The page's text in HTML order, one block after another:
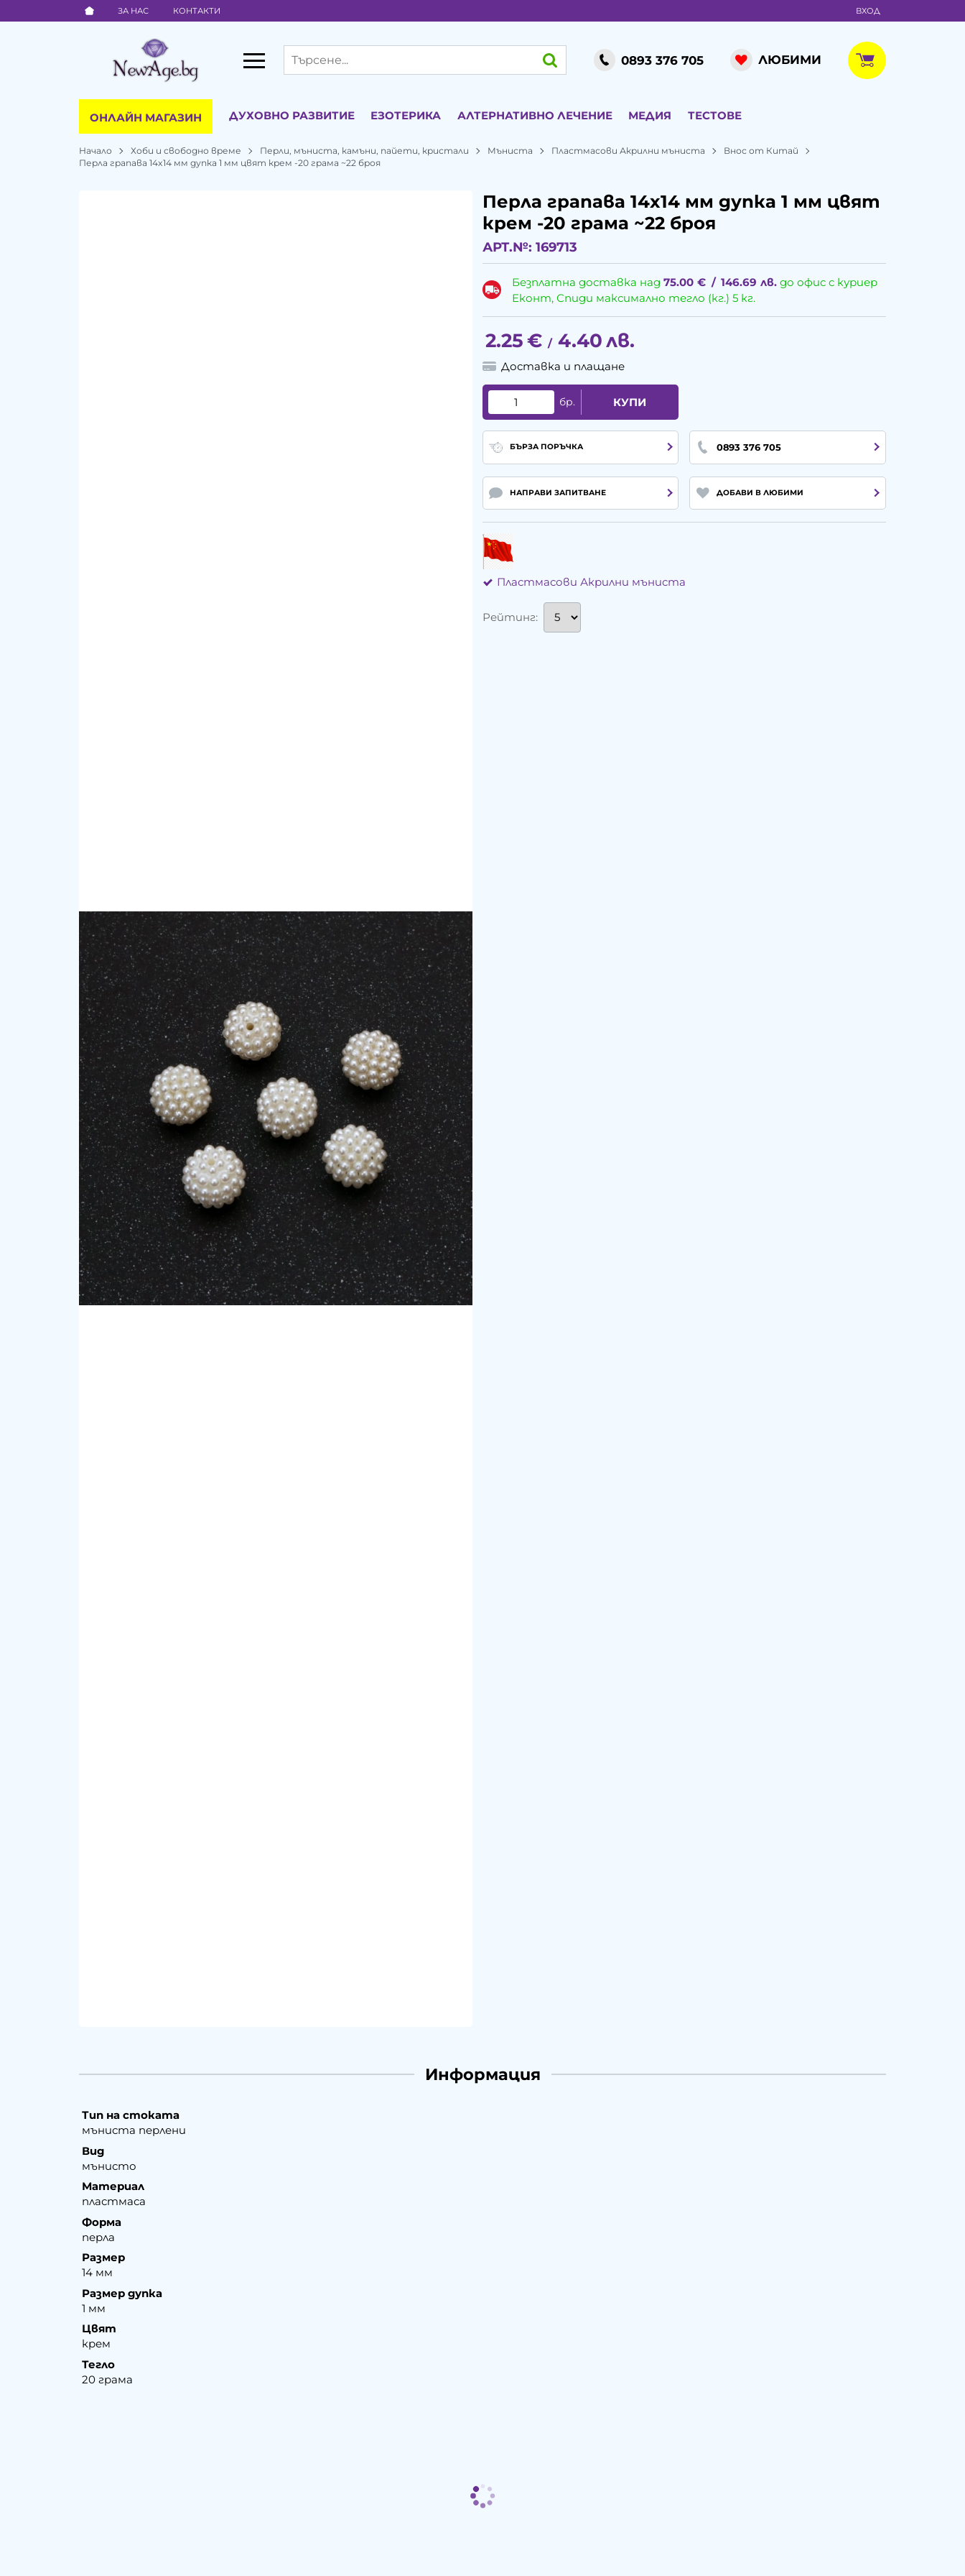
ЗА НАС КОНТАКТИ ВХОД
0893 376 705 ЛЮБИМИ
ОНЛАЙН МАГАЗИН ДУХОВНО РАЗВИТИЕ ЕЗОТЕРИКА АЛТЕРНАТИВНО ЛЕЧЕНИЕ МЕДИЯ ТЕСТОВЕ
Начало Хоби и свободно време Перли, мъниста, камъни, пайети, кристали Мъниста Пластмасови Акрилни мъниста
Внос от Китай
Перла грапава 14x14 мм дупка 1 мм цвят крем -20 грама ~22 броя
Перла грапава 14x14 мм дупка 1 мм цвят
крем -20 грама ~22 броя
АРТ.№: 169713
Безплатна доставка над75.00 € / 146.69 лв. до офис с куриер
Еконт, Спиди максимално тегло (кг.) 5 кг.
2.25€ / 4.40лв.
Доставка и плащане
бр. КУПИ
БЪРЗА ПОРЪЧКА 0893 376 705
НАПРАВИ ЗАПИТВАНЕ ДОБАВИ В ЛЮБИМИ
Пластмасови Акрилни мъниста
Рейтинг:
Информация
Тип на стоката
мъниста перлени
Вид
мънисто
Материал
пластмаса
Форма
перла
Размер
14 мм
Размер дупка
1 мм
Цвят
крем
Тегло
20 грама